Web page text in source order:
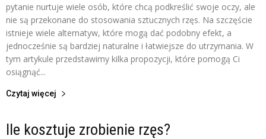
pytanie nurtuje wiele osób, które chcą podkreślić swoje oczy, ale
nie są przekonane do stosowania sztucznych rzęs. Na szczęście
istnieje wiele alternatyw, które mogą dać podobny efekt, a
jednocześnie są bardziej naturalne i łatwiejsze do utrzymania. W
tym artykule przedstawimy kilka propozycji, które pomogą Ci
osiągnąć...
Czytaj więcej
Ile kosztuje zrobienie rzęs?